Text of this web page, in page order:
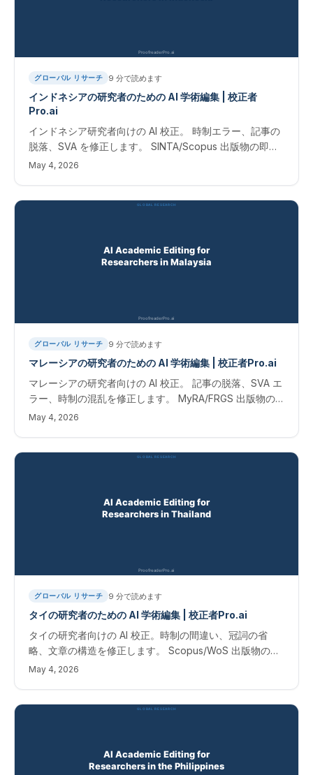
グローバル リサーチ 9 分で読めます
インドネシアの研究者のための AI 学術編集 | 校正者
Pro.ai
インドネシア研究者向けの AI 校正。 時制エラー、記事の
脱落、SVA を修正します。 SINTA/Scopus 出版物の即時
結果。 インドネシア研究者向けの AI 学術編集
May 4, 2026
グローバル リサーチ 9 分で読めます
マレーシアの研究者のための AI 学術編集 | 校正者Pro.ai
マレーシアの研究者向けの AI 校正。 記事の脱落、SVA エ
ラー、時制の混乱を修正します。 MyRA/FRGS 出版物の
即時結果。 マレーシア研究者向けの AI 学術編集
May 4, 2026
グローバル リサーチ 9 分で読めます
タイの研究者のための AI 学術編集 | 校正者Pro.ai
タイの研究者向けの AI 校正。時制の間違い、冠詞の省
略、文章の構造を修正します。 Scopus/WoS 出版物の即
時結果。 タイ研究者向けAIを活用した学術論文編集サービ
May 4, 2026